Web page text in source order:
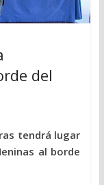
del
tendrá lugar
al borde